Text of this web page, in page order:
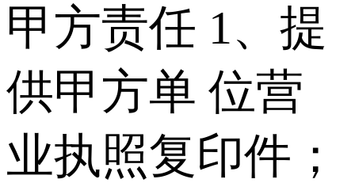
甲方责任 1、提
供甲方单 位营
业执照复印件；